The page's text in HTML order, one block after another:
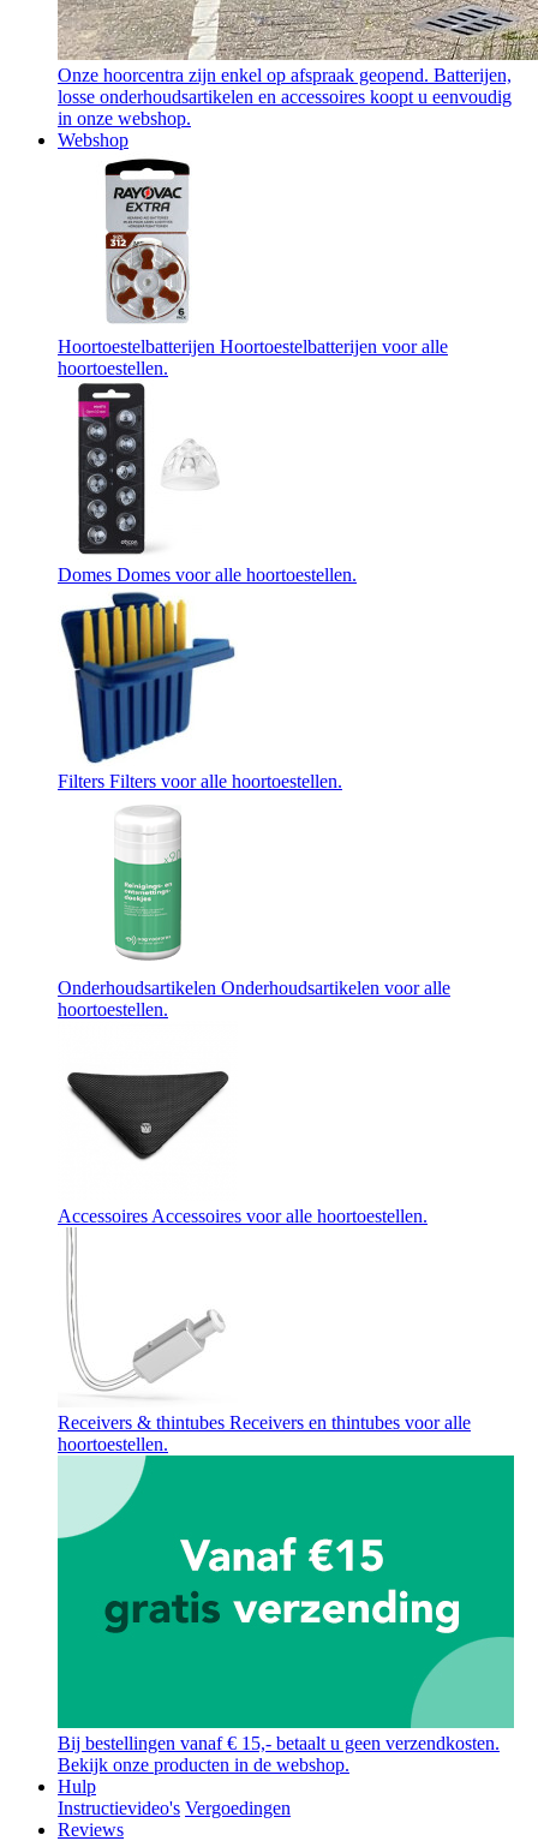
Onze hoorcentra zijn enkel op afspraak geopend. Batterijen,
losse onderhoudsartikelen en accessoires koopt u eenvoudig
in onze webshop.
Webshop
Hoortoestelbatterijen Hoortoestelbatterijen voor alle
hoortoestellen.
Domes Domes voor alle hoortoestellen.
Filters Filters voor alle hoortoestellen.
Onderhoudsartikelen Onderhoudsartikelen voor alle
hoortoestellen.
AccessoiresAccessoires voor alle hoortoestellen.
Receivers & thintubes Receivers en thintubes voor alle
hoortoestellen.
Bij bestellingen vanaf € 15,- betaalt u geen verzendkosten.
Bekijk onze producten in de webshop.
Hulp
Instructievideo's Vergoedingen
Reviews